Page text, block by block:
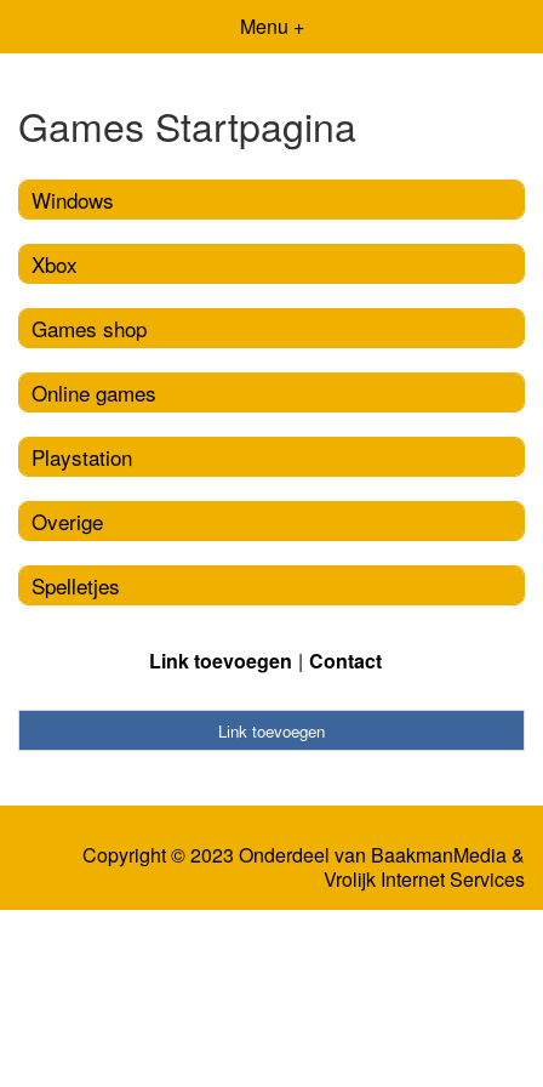
Menu +
Games Startpagina
Windows
Xbox
Games shop
Online games
Playstation
Overige
Spelletjes
Link toevoegen Contact
Link toevoegen
Copyright © 2023 Onderdeel van BaakmanMedia&
Vrolijk Internet Services